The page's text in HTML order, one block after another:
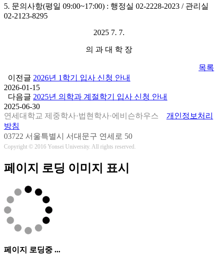
5. 문의사항(평일 09:00~17:00) : 행정실 02-2228-2023 / 관리실
02-2123-8295
2025 7. 7.
의 과 대 학 장
목록
이전글 2026년 1학기 입사 신청 안내
2026-01-15
다음글 2025년 의학과 계절학기 입사 신청 안내
2025-06-30
연세대학교 제중학사·법현학사·에비슨하우스
개인정보처리
방침
03722 서울특별시 서대문구 연세로 50
Copyright © 2016 Yonsei University. All rights reserved.
페이지 로딩 이미지 표시
페이지 로딩중 ...